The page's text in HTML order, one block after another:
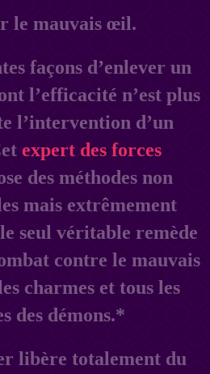
le mauvais œil.
façons d’enlever un
l’efficacité n’est plus
l’intervention d’un
expert des forces
des méthodes non
mais extrêmement
seul véritable remède
contre le mauvais
charmes et tous les
des démons.*
libère totalement du